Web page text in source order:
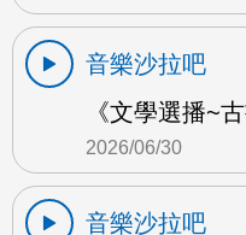
音樂沙拉吧
《文學選播~
2026/06/30
音樂沙拉吧